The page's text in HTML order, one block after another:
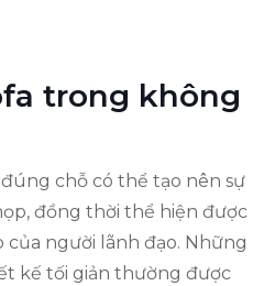
trong không
chỗ có thể tạo nên sự
đồng thời thể hiện được
của người lãnh đạo. Những
kế tối giản thường được